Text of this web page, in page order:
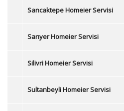
Sancaktepe Homeier Servisi
Sarıyer Homeier Servisi
Silivri Homeier Servisi
Sultanbeyli Homeier Servisi